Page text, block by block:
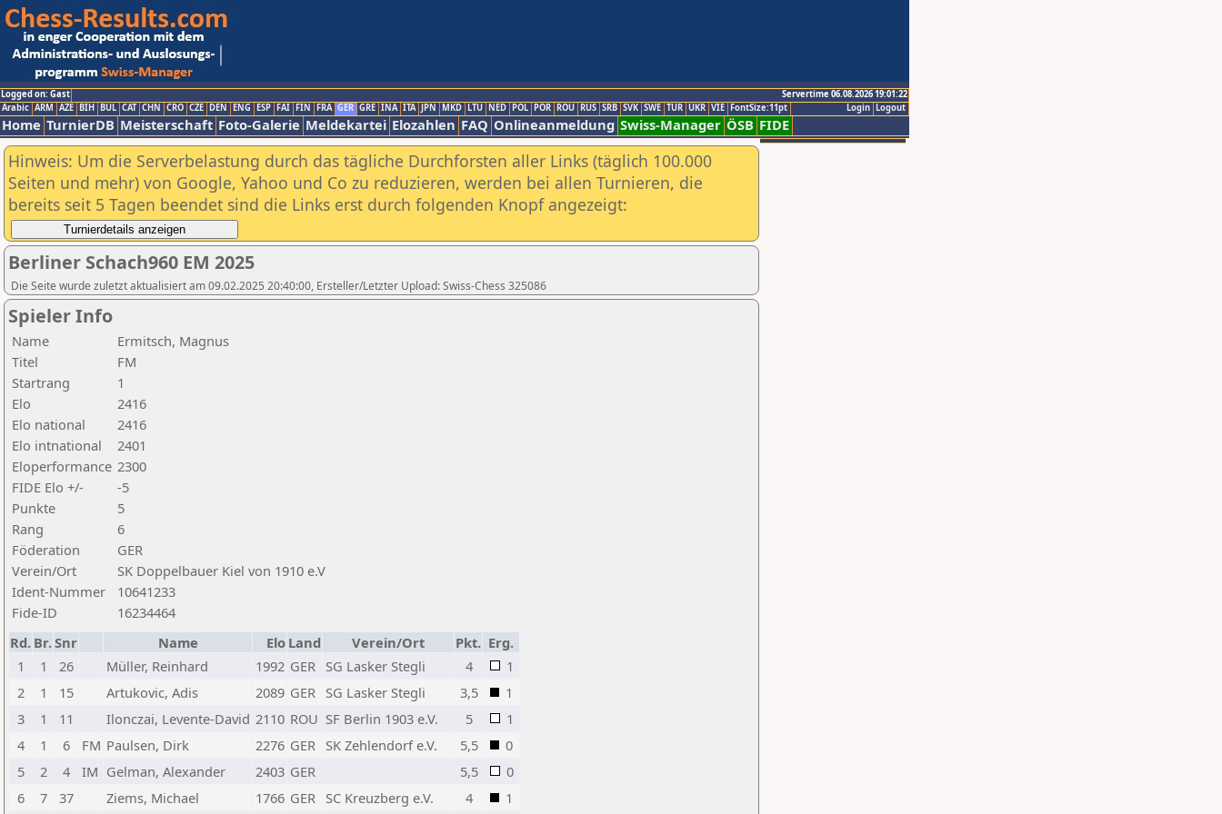
Logged on: Gast
Servertime 06.08.2026 19:01:22
Logout
Login
Arabic ARM AZE BIH BUL CAT CHN CRO CZE DEN ENG ESP FAI FIN FRA GER GRE INA ITA JPN MKD LTU NED POL POR ROU RUS SRB SVK SWE TUR UKR VIE FontSize:11pt
Home TurnierDB Meisterschaft Foto-Galerie Meldekartei Elozahlen FAQ Onlineanmeldung Swiss-Manager ÖSB FIDE
Hinweis: Um die Serverbelastung durch das tägliche Durchforsten aller Links (täglich 100.000
Seiten und mehr) von Google, Yahoo und Co zu reduzieren, werden bei allen Turnieren, die
bereits seit 5 Tagen beendet sind die Links erst durch folgenden Knopf angezeigt:
Berliner Schach960 EM 2025
Die Seite wurde zuletzt aktualisiert am 09.02.2025 20:40:00, Ersteller/Letzter Upload: Swiss-Chess 325086
Spieler Info
Name
Ermitsch, Magnus
Titel
FM
Startrang
1
Elo
2416
Elo national
2416
Elo intnational
2401
Eloperformance 2300
FIDE Elo +/-
-5
Punkte
5
Rang
6
Föderation
GER
Verein/Ort
SK Doppelbauer Kiel von 1910 e.V
Ident-Nummer
10641233
Fide-ID
16234464
Rd. Br.Snr Name Elo Land Verein/Ort Pkt. Erg.
1
1 26 Müller, Reinhard 1992 GER SG Lasker Stegli 4
1
2
1 15 Artukovic, Adis 2089 GER SG Lasker Stegli 3,5
1
3
1 11 Ilonczai, Levente-David 2110 ROU SF Berlin 1903 e.V. 5
1
4
1 6 FM Paulsen, Dirk 2276 GER SK Zehlendorf e.V. 5,5
0
5
2 4 IM Gelman, Alexander 2403 GER 5,5
0
6
7 37 Ziems, Michael 1766 GER SC Kreuzberg e.V. 4 1